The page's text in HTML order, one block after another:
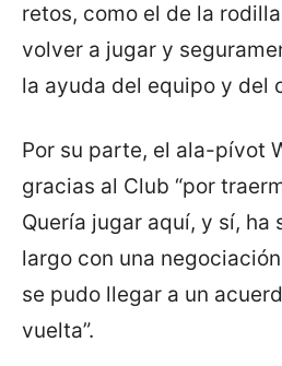
retos, como el de la
volver a jugar y
la ayuda del equipo y del
Por su parte, el ala-pívot
gracias al Club “por
Quería jugar aquí, y sí, ha
largo con una
se pudo llegar a un
vuelta”.